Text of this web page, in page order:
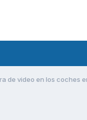
de video en los coches